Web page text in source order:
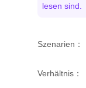
lesen sind.
Szenarien：
Verhältnis：